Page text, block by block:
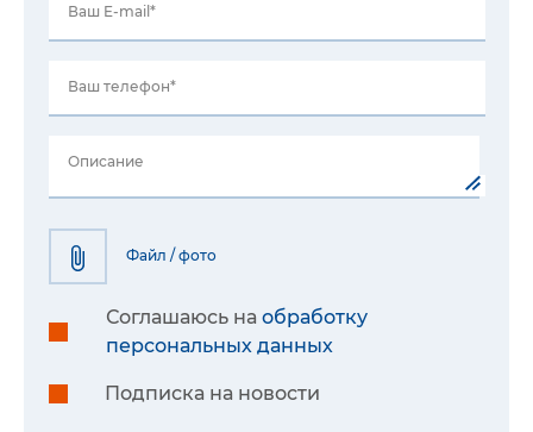
Ваш E-mail*
Ваш телефон*
Описание
Файл / фото
Соглашаюсь на обработку
персональных данных
Подписка на новости